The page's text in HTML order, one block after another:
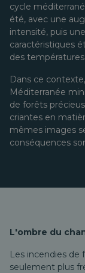
cycle
été, avec une
intensité, puis
caractéristiques
des
Dans ce
Méditerranée
de forêts
criantes en
mêmes images
conséquences
L'ombre du
Les incendies de
seulement plus